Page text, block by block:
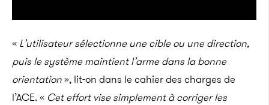
« L’utilisateur sélectionne une cible ou une direction,
puis le système maintient l’arme dans la bonne
orientation», lit-on dans le cahier des charges de
l’ACE. « Cet effort vise simplement à corriger les